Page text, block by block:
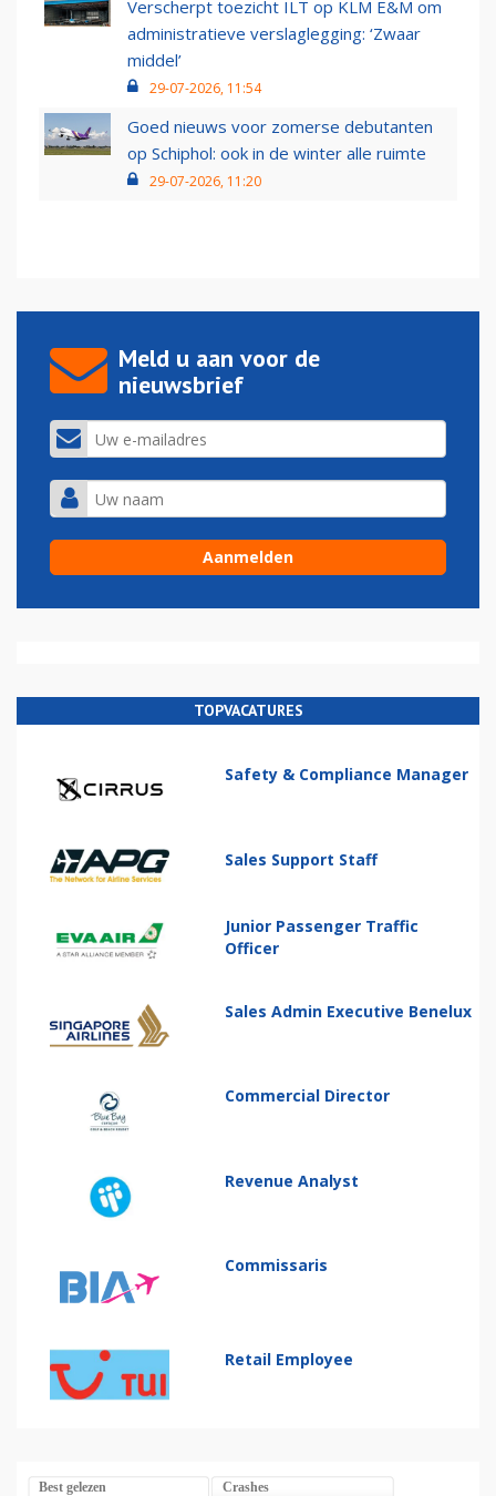
Verscherpt toezicht ILT op KLM E&M om
administratieve verslaglegging: ‘Zwaar
middel’
29-07-2026, 11:54
Goed nieuws voor zomerse debutanten
op Schiphol: ook in de winter alle ruimte
29-07-2026, 11:20
Meld u aan voor de
nieuwsbrief
TOPVACATURES
Safety & Compliance Manager
Sales Support Staff
Junior Passenger Traffic
Officer
Sales Admin Executive Benelux
Commercial Director
Revenue Analyst
Commissaris
Retail Employee
Best gelezen Crashes